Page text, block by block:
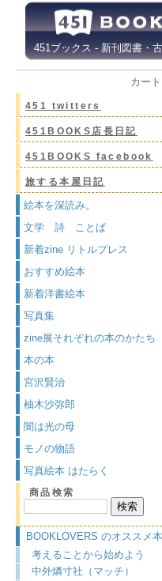
451ブックス - 新刊図書・
カー
451 twitters
451BOOKS店長日記
451BOOKS facebook
旅する本屋日記
絵本を深読み。
文学 詩 ことば
新着zine リトルプレス
おすすめ絵本
新着洋書絵本
写真集
zine展それぞれの本のかたち
本の本
宮沢賢治
柚木沙弥郎
闇は光の母
モノの物語
写真絵本 はたらく
商品検索
BOOKLOVERS のオススメ本
考えることから始めよう
中外燐寸社（マッチ）